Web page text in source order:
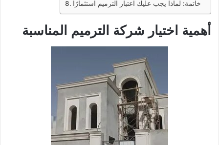
خاتمة: لماذا يجب عليك اعتبار الترميم استثمارًا
أهمية اختيار شركة الترميم المناسبة